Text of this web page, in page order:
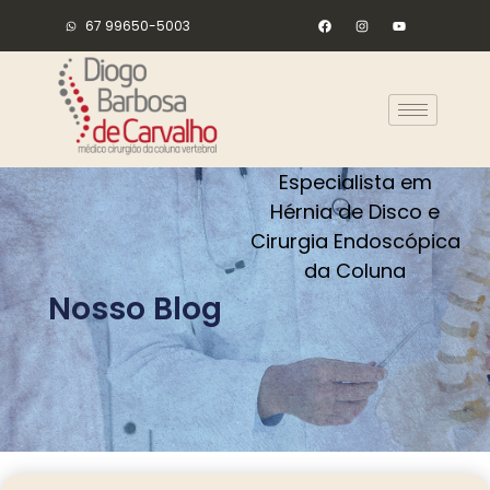
67 99650-5003
Nosso Blog
Especialista em
Hérnia de Disco e
Cirurgia Endoscópica
da Coluna